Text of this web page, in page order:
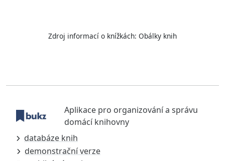
Zdroj informací o knížkách: Obálky knih
Aplikace pro organizování a správu
domácí knihovny
databáze knih
demonstrační verze